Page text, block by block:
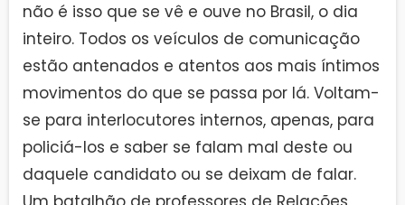
não é isso que se vê e ouve no Brasil, o dia
inteiro. Todos os veículos de comunicação
estão antenados e atentos aos mais íntimos
movimentos do que se passa por lá. Voltam-
se para interlocutores internos, apenas, para
policiá-los e saber se falam mal deste ou
daquele candidato ou se deixam de falar.